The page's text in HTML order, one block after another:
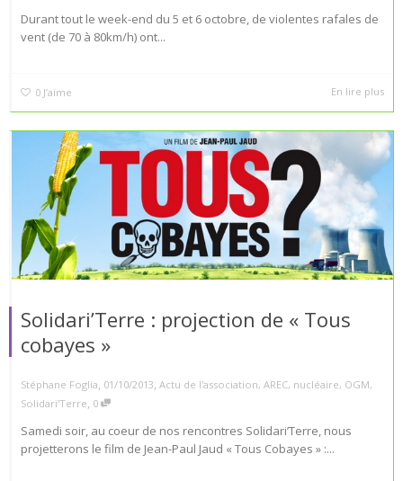
Durant tout le week-end du 5 et 6 octobre, de violentes rafales de
vent (de 70 à 80km/h) ont...
0 J’aime En lire plus
Solidari’Terre : projection de « Tous
cobayes »
Stéphane Foglia, 01/10/2013, Actu de l'association, AREC, nucléaire, OGM,
Solidari'Terre, 0
Samedi soir, au coeur de nos rencontres Solidari’Terre, nous
projetterons le film de Jean-Paul Jaud « Tous Cobayes » :...